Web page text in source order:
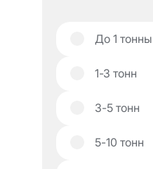
До 1 тонны
1-З тонн
3-5 тонн
5-10 тонн